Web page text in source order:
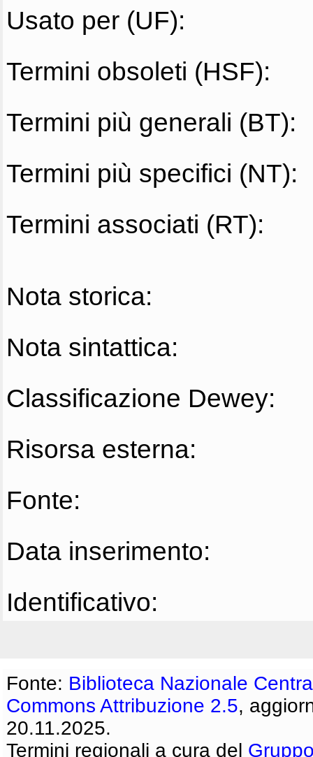
Usato per (UF):
Termini obsoleti (HSF):
Termini più generali (BT):
Termini più specifici (NT):
Termini associati (RT):
Nota storica:
Nota sintattica:
Classificazione Dewey:
Risorsa esterna:
Fonte:
Data inserimento:
Identificativo:
Fonte: Biblioteca Nazionale
Commons Attribuzione 2.5,
20.11.2025.
Termini regionali a cura del